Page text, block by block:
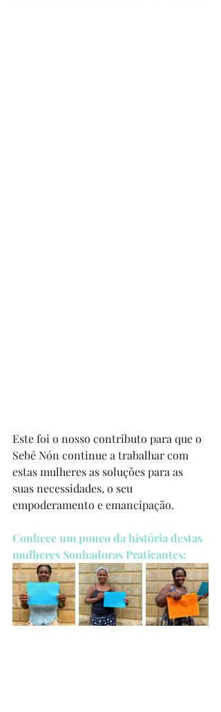
Este foi o nosso contributo para que o
Sebê Nón continue a trabalhar com
estas mulheres as soluções para as
suas necessidades, o seu
empoderamento e emancipação.
Conhece um pouco da história destas
mulheres Sonhadoras Praticantes: